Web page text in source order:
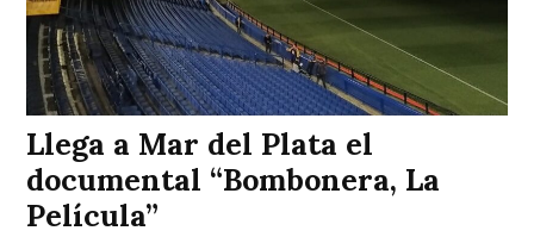
Llega a Mar del Plata el
documental “Bombonera, La
Película”